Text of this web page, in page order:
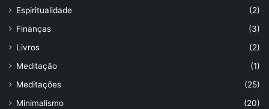
Espiritualidade
(2)
Finanças
(3)
Livros
(2)
Meditação
(1)
Meditações
(25)
Minimalismo
(20)